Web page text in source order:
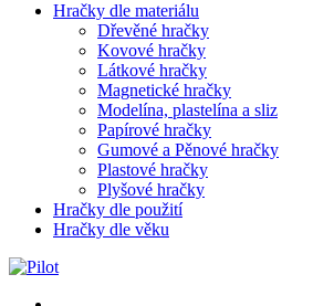
Hračky dle materiálu
Dřevěné hračky
Kovové hračky
Látkové hračky
Magnetické hračky
Modelína, plastelína a sliz
Papírové hračky
Gumové a Pěnové hračky
Plastové hračky
Plyšové hračky
Hračky dle použití
Hračky dle věku